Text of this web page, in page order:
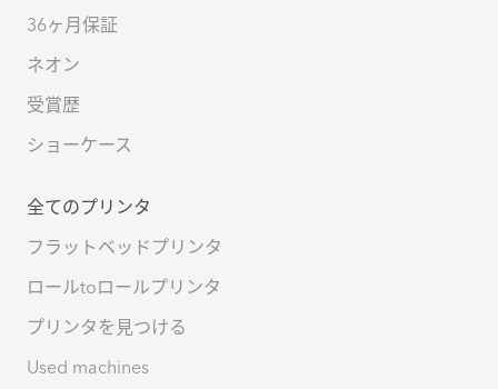
36ヶ月保証
ネオン
受賞歴
ショーケース
全てのプリンタ
フラットベッドプリンタ
ロールtoロールプリンタ
プリンタを見つける
Used machines